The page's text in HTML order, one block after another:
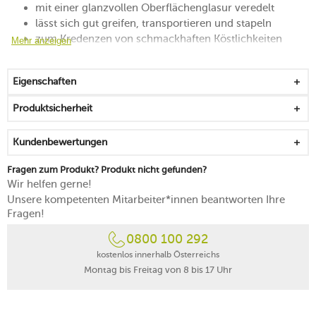
mit einer glanzvollen Oberflächenglasur veredelt
lässt sich gut greifen, transportieren und stapeln
zum Kredenzen von schmackhaften Köstlichkeiten
Mehr anzeigen
Eigenschaften
Produktsicherheit
Kundenbewertungen
Fragen zum Produkt? Produkt nicht gefunden?
Wir helfen gerne!
Unsere kompetenten Mitarbeiter*innen beantworten Ihre
Fragen!
0800 100 292
kostenlos innerhalb Österreichs
Montag bis Freitag von 8 bis 17 Uhr